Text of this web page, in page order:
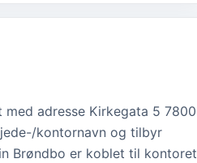
adresse Kirkegata 5 7800
kontornavn og tilbyr
Brøndbo er koblet til kontoret